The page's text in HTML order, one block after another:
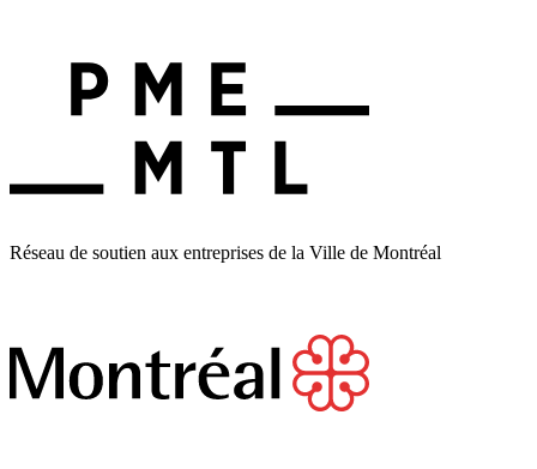
Réseau de soutien aux entreprises de la Ville de Montréal